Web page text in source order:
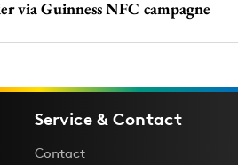
via Guinness NFC campagne
Service & Contact
Contact